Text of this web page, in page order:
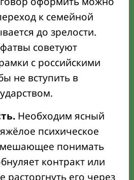
к семейной
до зрелости.
советуют
с российскими
не вступить в
Необходим ясный
психическое
мешающее понимать
контракт или
расторгнуть его через